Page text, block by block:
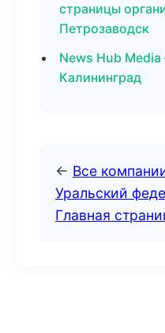
страницы
Петрозаводск
News Hub
Калининград
← Все
Уральский
Главная